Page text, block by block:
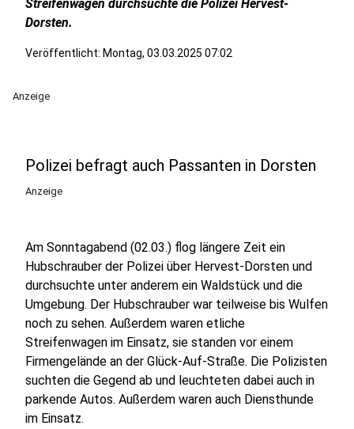
Streifenwagen durchsuchte die Polizei Hervest-
Dorsten.
Veröffentlicht: Montag, 03.03.2025 07:02
Anzeige
Polizei befragt auch Passanten in Dorsten
Anzeige
Am Sonntagabend (02.03.) flog längere Zeit ein
Hubschrauber der Polizei über Hervest-Dorsten und
durchsuchte unter anderem ein Waldstück und die
Umgebung. Der Hubschrauber war teilweise bis Wulfen
noch zu sehen. Außerdem waren etliche
Streifenwagen im Einsatz, sie standen vor einem
Firmengelände an der Glück-Auf-Straße. Die Polizisten
suchten die Gegend ab und leuchteten dabei auch in
parkende Autos. Außerdem waren auch Diensthunde
im Einsatz.